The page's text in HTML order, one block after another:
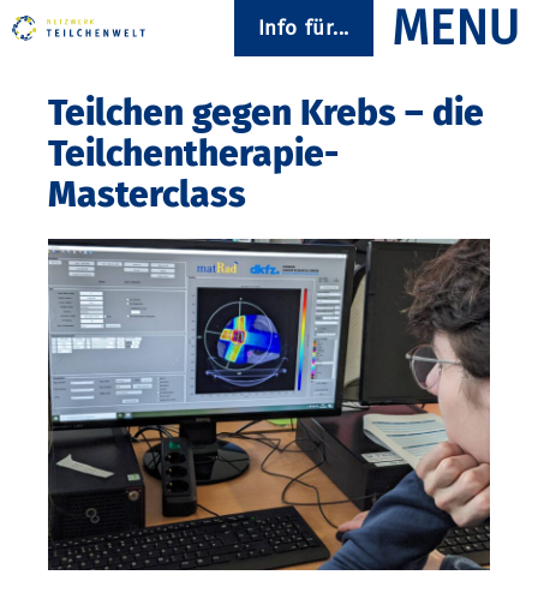
Info für...
Teilchen gegen Krebs – die
Teilchentherapie-
Masterclass